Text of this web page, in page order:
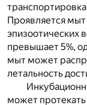
Проявляется
эпизоотических
превышает 5%,
мыт может
летальность
может